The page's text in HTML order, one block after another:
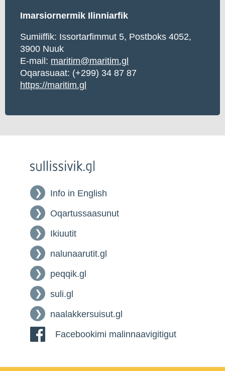
Imarsiornermik Ilinniarfik
Sumiiffik: Issortarfimmut 5, Postboks 4052,
3900 Nuuk
E-mail: maritim@maritim.gl
Oqarasuaat: (+299) 34 87 87
https://maritim.gl
Info in English
Oqartussaasunut
Ikiuutit
nalunaarutit.gl
peqqik.gl
suli.gl
naalakkersuisut.gl
Facebookimi malinnaavigitigut